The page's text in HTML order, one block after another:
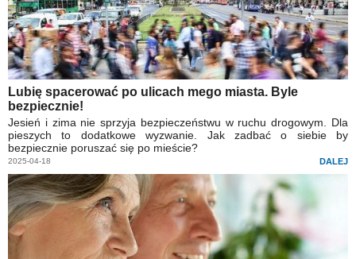
Lubię spacerować po ulicach mego miasta. Byle
bezpiecznie!
Jesień i zima nie sprzyja bezpieczeństwu w ruchu drogowym. Dla
pieszych to dodatkowe wyzwanie. Jak zadbać o siebie by
bezpiecznie poruszać się po mieście?
2025-04-18 DALEJ